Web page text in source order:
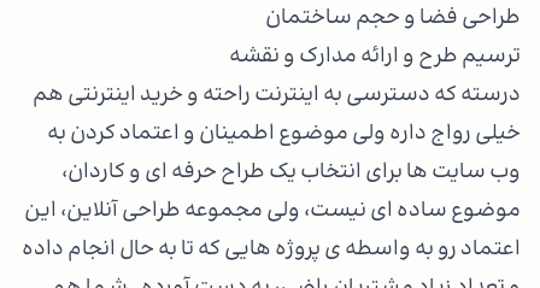
طراحی فضا و حجم ساختمان
ترسیم طرح و ارائه مدارک و نقشه
درسته که دسترسی به اینترنت راحته و خرید اینترنتی هم
خیلی رواج داره ولی موضوع اطمینان و اعتماد کردن به
وب سایت ها برای انتخاب یک طراح حرفه ای و کاردان،
موضوع ساده ای نیست، ولی مجموعه طراحی آنلاین، این
اعتماد رو به واسطه ی پروژه هایی که تا به حال انجام داده